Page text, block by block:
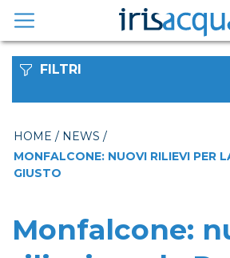
contenuto
FILTRI
HOME / NEWS /
MONFALCONE: NUOVI RILIEVI PER
GIUSTO
Monfalcone: